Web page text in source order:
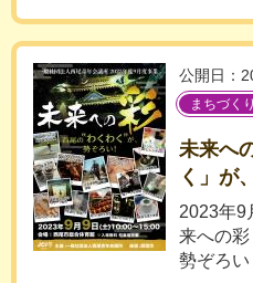
公開日：
まちづく
未来へ
く」が
2023年9
来への
勢ぞろ